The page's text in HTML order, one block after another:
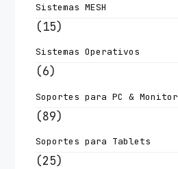
Sistemas MESH
(15)
Sistemas Operativos
(6)
Soportes para PC & Monitor
(89)
Soportes para Tablets
(25)